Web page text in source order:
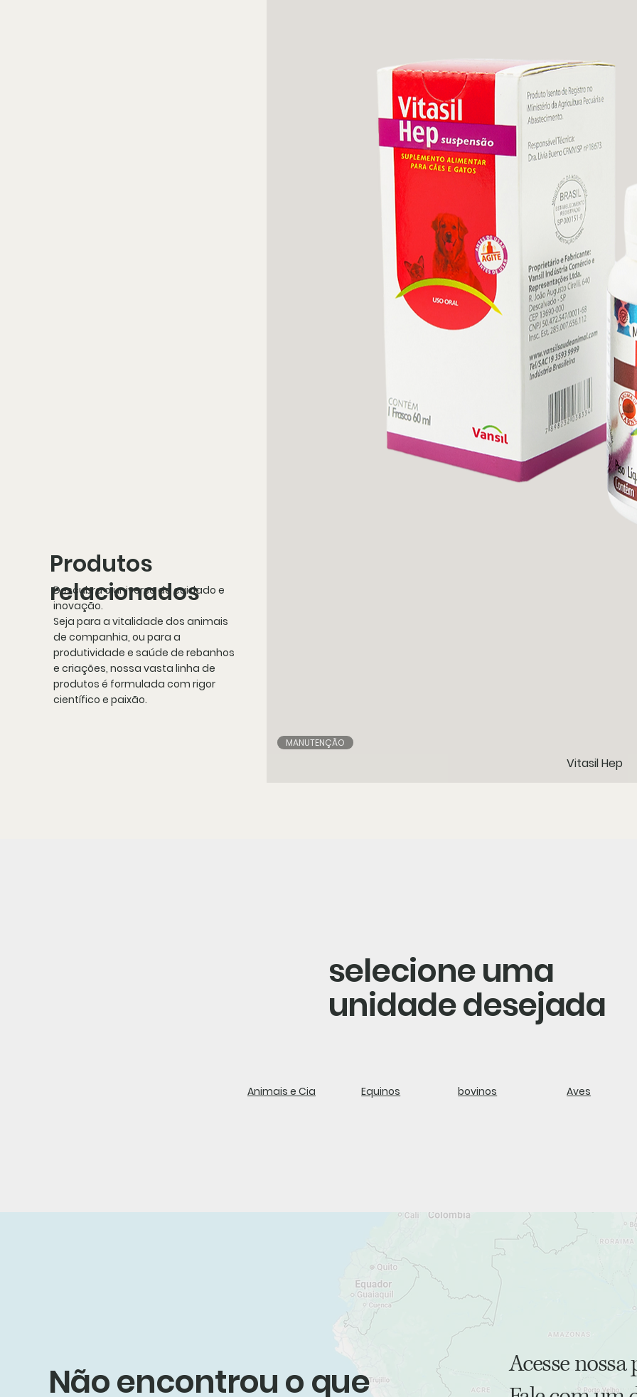
selecione uma
unidade desejada
Animais e Cia Equinos bovinos Aves
Não encontrou o que
Acesse
Produtos
relacionados
Descubra o universo de cuidado e
inovação.
Seja para a vitalidade dos animais
de companhia, ou para a
produtividade e saúde de rebanhos
e criações, nossa vasta linha de
produtos é formulada com rigor
científico e paixão.
MANUTENÇÃO
Vitasil Hep